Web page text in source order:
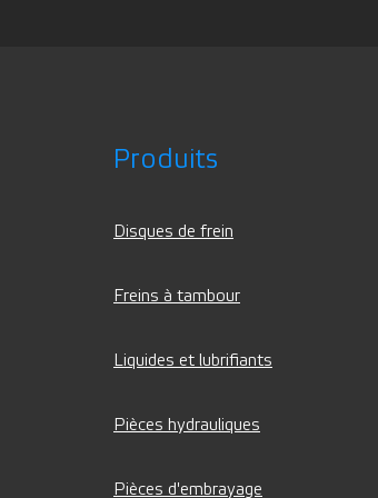
Produits
Disques de frein
Freins à tambour
Liquides et lubrifiants
Pièces hydrauliques
Pièces d'embrayage